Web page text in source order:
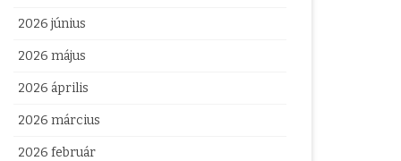
2026 június
2026 május
2026 április
2026 március
2026 február